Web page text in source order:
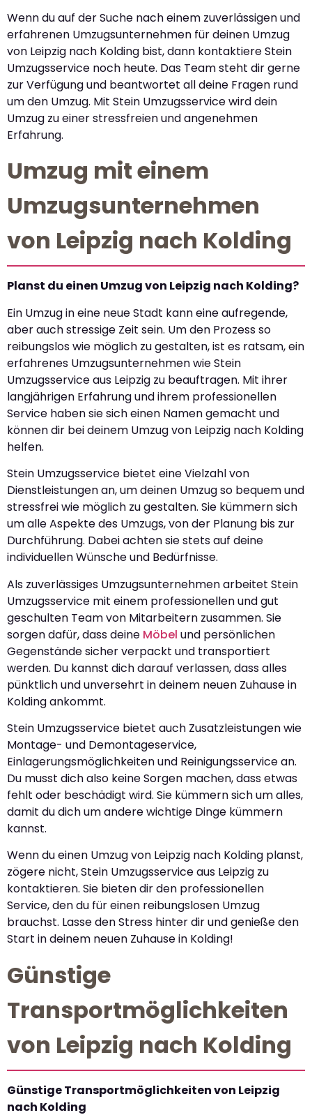
Wenn du auf der Suche nach einem zuverlässigen und
erfahrenen Umzugsunternehmen für deinen Umzug
von Leipzig nach Kolding bist, dann kontaktiere Stein
Umzugsservice noch heute. Das Team steht dir gerne
zur Verfügung und beantwortet all deine Fragen rund
um den Umzug. Mit Stein Umzugsservice wird dein
Umzug zu einer stressfreien und angenehmen
Erfahrung.
Umzug mit einem
Umzugsunternehmen
von Leipzig nach Kolding
Planst du einen Umzug von Leipzig nach Kolding?
Ein Umzug in eine neue Stadt kann eine aufregende,
aber auch stressige Zeit sein. Um den Prozess so
reibungslos wie möglich zu gestalten, ist es ratsam, ein
erfahrenes Umzugsunternehmen wie Stein
Umzugsservice aus Leipzig zu beauftragen. Mit ihrer
langjährigen Erfahrung und ihrem professionellen
Service haben sie sich einen Namen gemacht und
können dir bei deinem Umzug von Leipzig nach Kolding
helfen.
Stein Umzugsservice bietet eine Vielzahl von
Dienstleistungen an, um deinen Umzug so bequem und
stressfrei wie möglich zu gestalten. Sie kümmern sich
um alle Aspekte des Umzugs, von der Planung bis zur
Durchführung. Dabei achten sie stets auf deine
individuellen Wünsche und Bedürfnisse.
Als zuverlässiges Umzugsunternehmen arbeitet Stein
Umzugsservice mit einem professionellen und gut
geschulten Team von Mitarbeitern zusammen. Sie
sorgen dafür, dass deine Möbel und persönlichen
Gegenstände sicher verpackt und transportiert
werden. Du kannst dich darauf verlassen, dass alles
pünktlich und unversehrt in deinem neuen Zuhause in
Kolding ankommt.
Stein Umzugsservice bietet auch Zusatzleistungen wie
Montage- und Demontageservice,
Einlagerungsmöglichkeiten und Reinigungsservice an.
Du musst dich also keine Sorgen machen, dass etwas
fehlt oder beschädigt wird. Sie kümmern sich um alles,
damit du dich um andere wichtige Dinge kümmern
kannst.
Wenn du einen Umzug von Leipzig nach Kolding planst,
zögere nicht, Stein Umzugsservice aus Leipzig zu
kontaktieren. Sie bieten dir den professionellen
Service, den du für einen reibungslosen Umzug
brauchst. Lasse den Stress hinter dir und genieße den
Start in deinem neuen Zuhause in Kolding!
Günstige
Transportmöglichkeiten
von Leipzig nach Kolding
Günstige Transportmöglichkeiten von Leipzig
nach Kolding